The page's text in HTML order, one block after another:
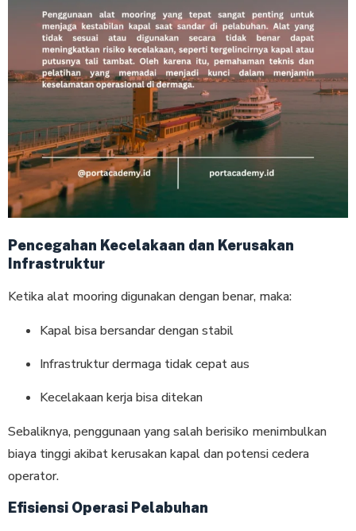
Pencegahan Kecelakaan dan Kerusakan
Infrastruktur
Ketika alat mooring digunakan dengan benar, maka:
Kapal bisa bersandar dengan stabil
Infrastruktur dermaga tidak cepat aus
Kecelakaan kerja bisa ditekan
Sebaliknya, penggunaan yang salah berisiko menimbulkan
biaya tinggi akibat kerusakan kapal dan potensi cedera
operator.
Efisiensi Operasi Pelabuhan